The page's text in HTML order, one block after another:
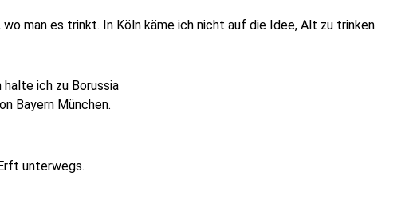
man es trinkt. In Köln käme ich nicht auf die Idee, Alt zu trinken.
halte ich zu Borussia
Bayern München.
unterwegs.